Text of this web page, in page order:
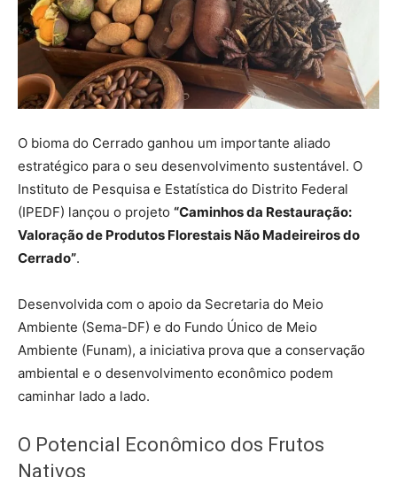
O bioma do Cerrado ganhou um importante aliado
estratégico para o seu desenvolvimento sustentável. O
Instituto de Pesquisa e Estatística do Distrito Federal
(IPEDF) lançou o projeto “Caminhos da Restauração:
Valoração de Produtos Florestais Não Madeireiros do
Cerrado”.
Desenvolvida com o apoio da Secretaria do Meio
Ambiente (Sema-DF) e do Fundo Único de Meio
Ambiente (Funam), a iniciativa prova que a conservação
ambiental e o desenvolvimento econômico podem
caminhar lado a lado.
O Potencial Econômico dos Frutos
Nativos